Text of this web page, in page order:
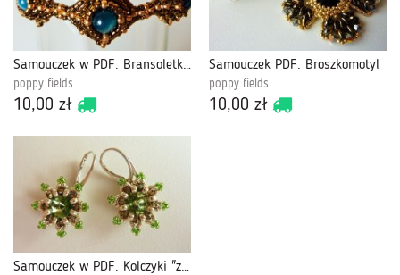
Samouczek w PDF. Bransoletka z agatami
poppy fields
10,00 zł
Samouczek PDF. Broszkomotyl
poppy fields
10,00 zł
Samouczek w PDF. Kolczyki "zielone gwiazdki"